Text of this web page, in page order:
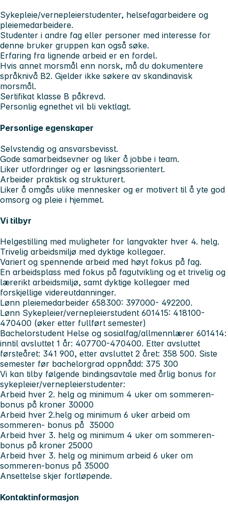
Sykepleie/vernepleierstudenter, helsefagarbeidere og
pleiemedarbeidere.
Studenter i andre fag eller personer med interesse for
denne bruker gruppen kan også søke.
Erfaring fra lignende arbeid er en fordel.
Hvis annet morsmål enn norsk, må du dokumentere
språknivå B2. Gjelder ikke søkere av skandinavisk
morsmål.
Sertifikat klasse B påkrevd.
Personlig egnethet vil bli vektlagt.
Personlige egenskaper
Selvstendig og ansvarsbevisst.
Gode samarbeidsevner og liker å jobbe i team.
Liker utfordringer og er løsningssorientert.
Arbeider praktisk og strukturert.
Liker å omgås ulike mennesker og er motivert til å yte god
omsorg og pleie i hjemmet.
Vi tilbyr
Helgestilling med muligheter for langvakter hver 4. helg.
Trivelig arbeidsmiljø med dyktige kollegaer.
Variert og spennende arbeid med høyt fokus på fag.
En arbeidsplass med fokus på fagutvikling og et trivelig og
lærerikt arbeidsmiljø, samt dyktige kollegaer med
forskjellige videreutdanninger.
Lønn pleiemedarbeider 658300: 397000- 492200.
Lønn Sykepleier/vernepleierstudent 601415: 418100-
470400 (øker etter fullført semester)
Bachelorstudent Helse og sosialfag/allmennlærer 601414:
inntil avsluttet 1 år: 407700-470400. Etter avsluttet
førsteåret: 341 900, etter avsluttet 2 året: 358 500. Siste
semester før bachelorgrad oppnådd: 375 300
Vi kan tilby følgende bindingsavtale med årlig bonus for
sykepleier/vernepleierstudenter:
Arbeid hver 2. helg og minimum 4 uker om sommeren-
bonus på kroner 30000
Arbeid hver 2.helg og minimum 6 uker arbeid om
sommeren- bonus på 35000
Arbeid hver 3. helg og minimum 4 uker om sommeren-
bonus på kroner 25000
Arbeid hver 3. helg og minimum arbeid 6 uker om
sommeren-bonus på 35000
Ansettelse skjer fortløpende.
Kontaktinformasjon